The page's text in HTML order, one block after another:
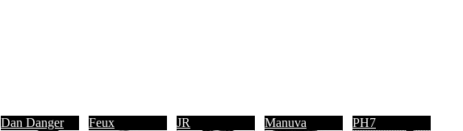
Dan Danger Feux JR Manuva PH7